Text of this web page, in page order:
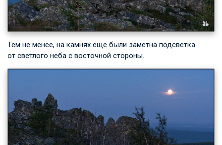
Тем не менее, на камнях ещё были заметна подсветка
от светлого неба с восточной стороны.